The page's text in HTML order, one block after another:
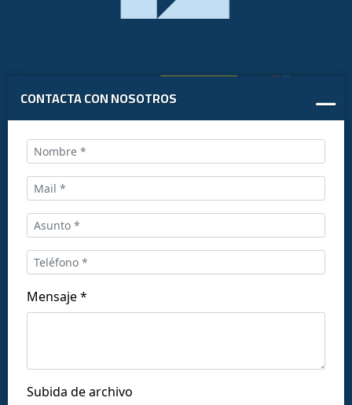
CONTACTA CON NOSOTROS
Mensaje *
Subida de archivo
Llámanos al:
+34 916169710
Síguenos en las redes: